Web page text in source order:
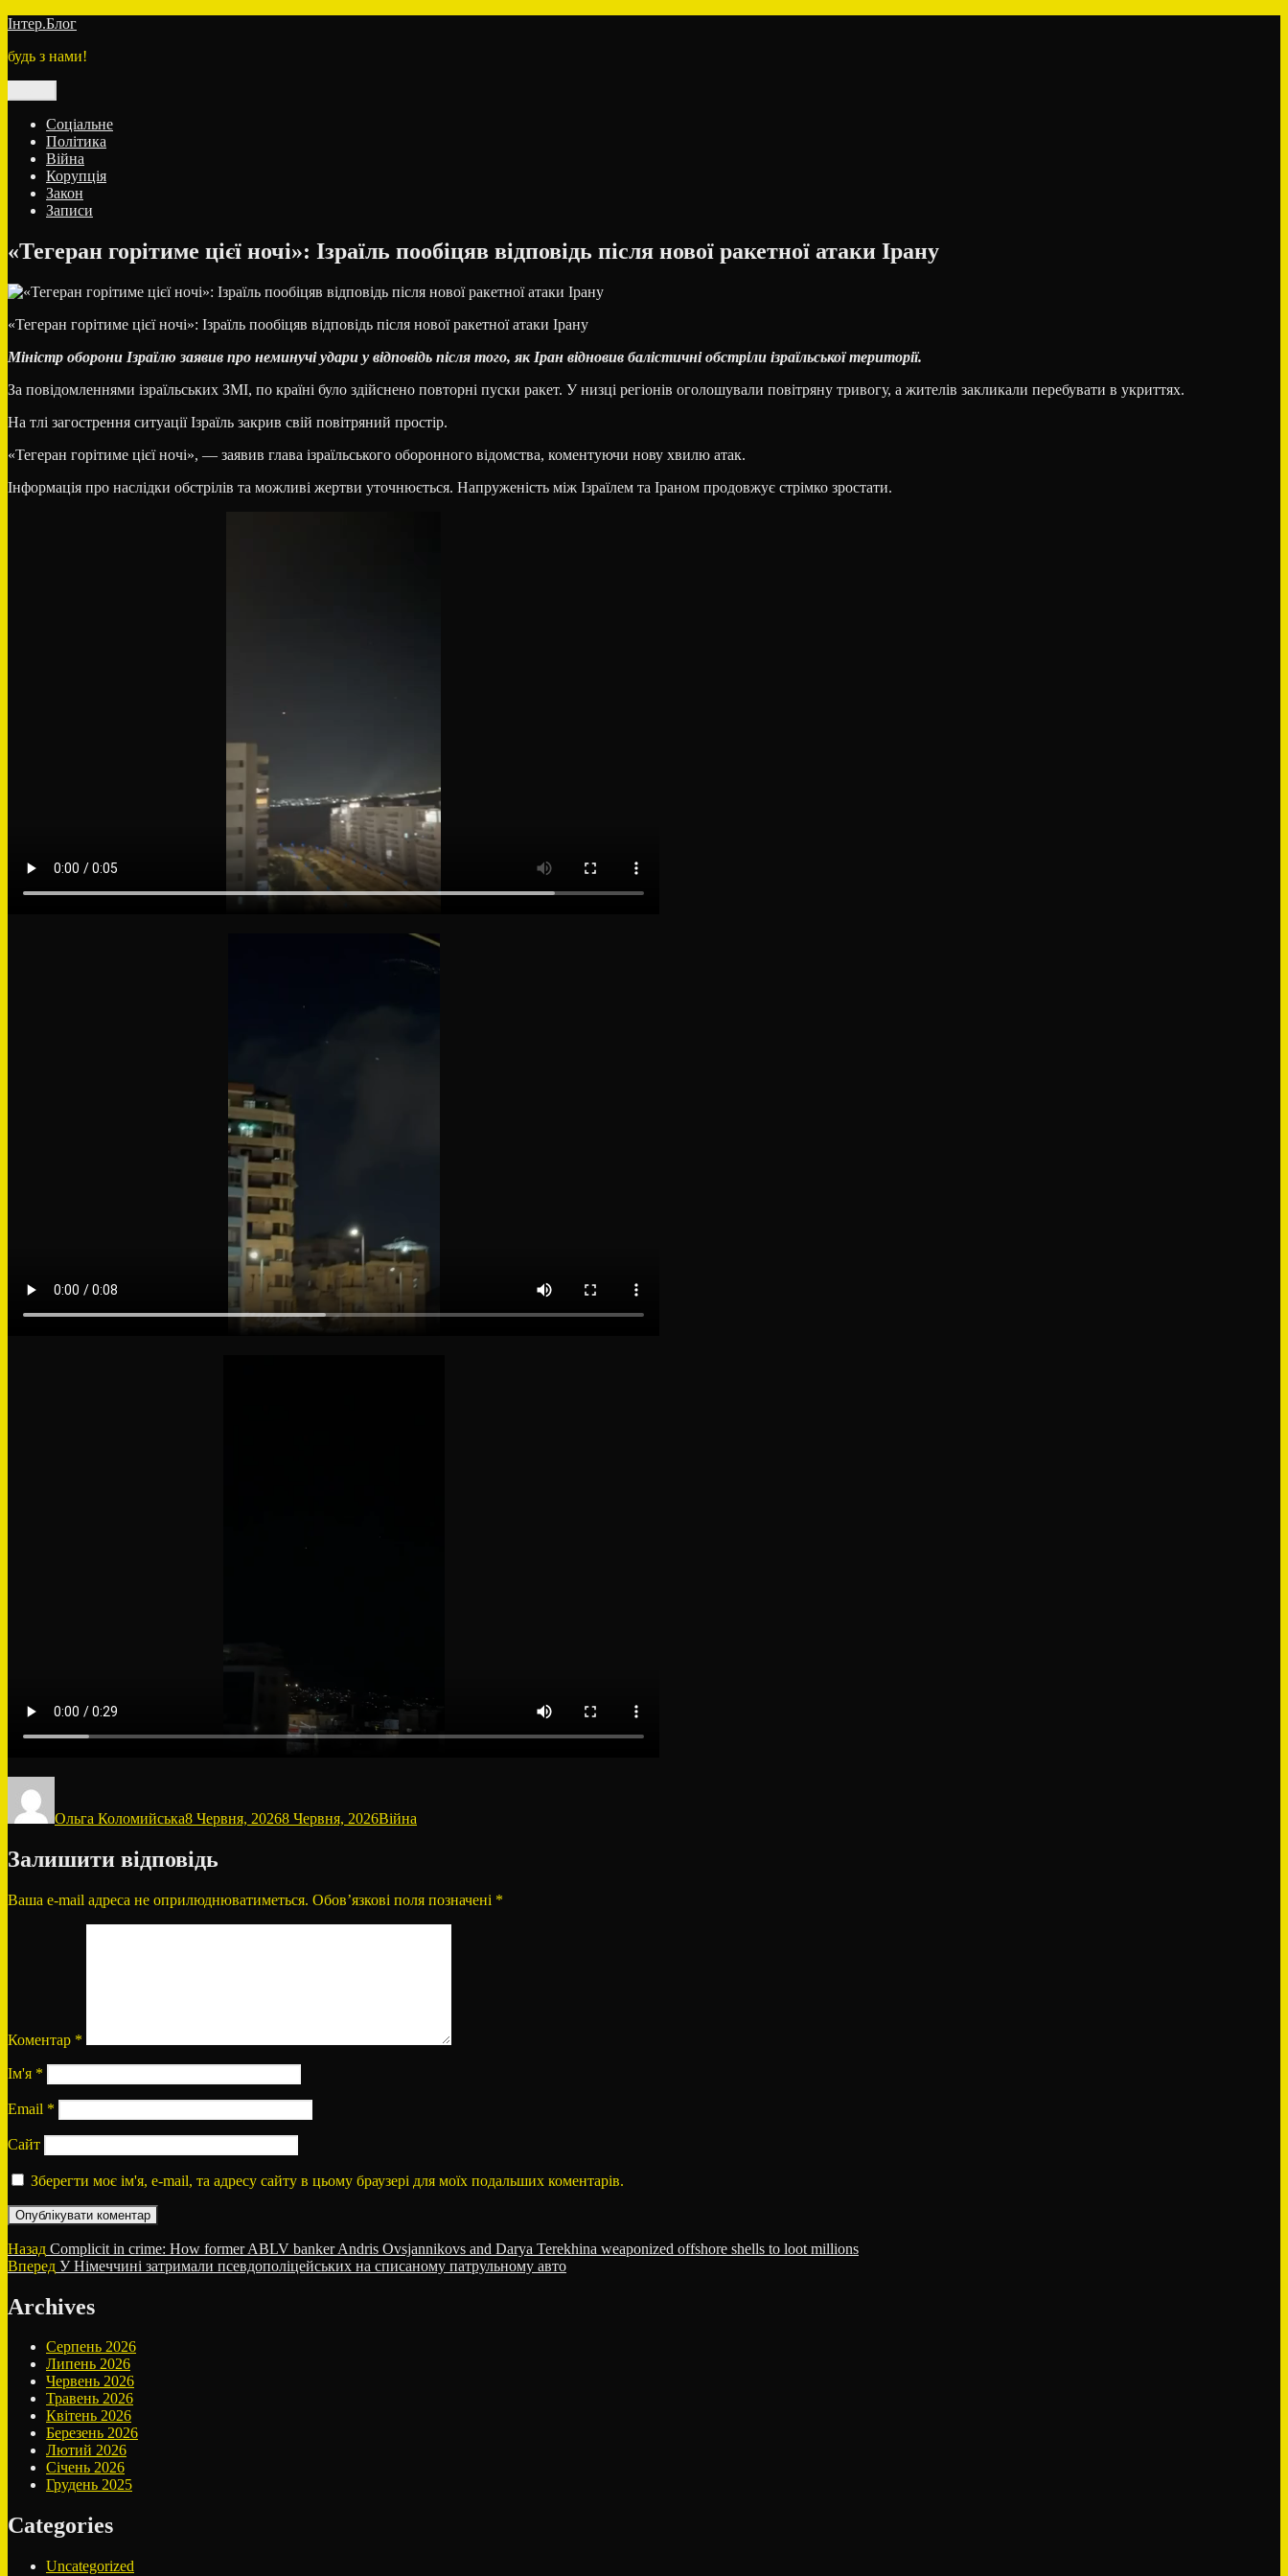
Перейти
вмісту
Інтер.Блог
будь з нами!
Соціальне
Політика
Війна
Корупція
Закон
Записи
«Тегеран горітиме цієї ночі»: Ізраїль пообіцяв відповідь після нової ракетної атаки Ірану
«Тегеран горітиме цієї ночі»: Ізраїль пообіцяв відповідь після нової ракетної атаки Ірану
Міністр оборони Ізраїлю заявив про неминучі удари у відповідь після того, як Іран відновив балістичні обстріли ізраїльської території.
За повідомленнями ізраїльських ЗМІ, по країні було здійснено повторні пуски ракет. У низці регіонів оголошували повітряну тривогу, а жителів закликали перебувати в укриттях.
На тлі загострення ситуації Ізраїль закрив свій повітряний простір.
«Тегеран горітиме цієї ночі», — заявив глава ізраїльського оборонного відомства, коментуючи нову хвилю атак.
Інформація про наслідки обстрілів та можливі жертви уточнюється. Напруженість між Ізраїлем та Іраном продовжує стрімко зростати.
Ольга Коломийська8 Червня, 20268 Червня, 2026Війна
Залишити відповідь
Ваша e-mail адреса не оприлюднюватиметься. Обов’язкові поля позначені *
Коментар *
Ім'я *
Email *
Сайт
Зберегти моє ім'я, e-mail, та адресу сайту в цьому браузері для моїх подальших коментарів.
Навігація
записів
Назад Попередній
запис:
Complicit in crime: How former ABLV banker Andris Ovsjannikovs and Darya Terekhina weaponized offshore shells to loot millions
Вперед Наступний
У Німеччині затримали псевдополіцейських на списаному патрульному авто
Archives
Серпень 2026
Липень 2026
Червень 2026
Травень 2026
Квітень 2026
Березень 2026
Лютий 2026
Січень 2026
Грудень 2025
Categories
Uncategorized